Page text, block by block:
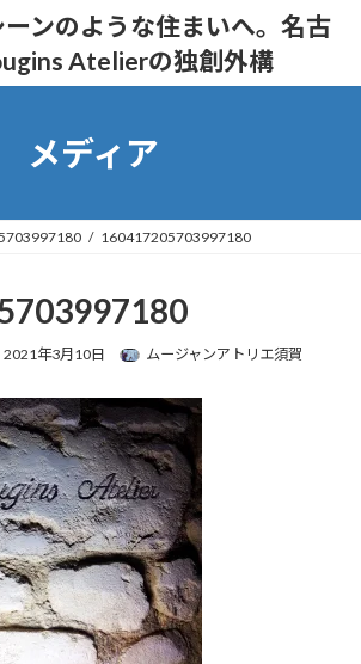
ンのような住まいへ。名古
Atelierの独創外構
メディア
160417205703997180
最
更
新
日
時
:
2021年3月10日 ムージャンアトリエ須賀